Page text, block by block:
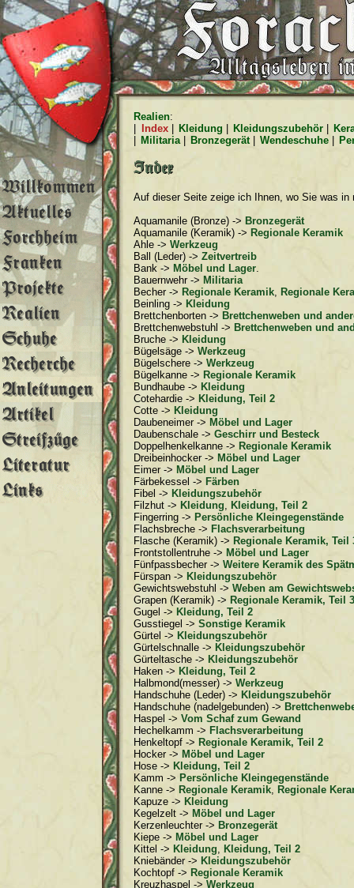
Realien:
Index Kleidung Kleidungszubehör
Militaria| Bronzegerät| Wendeschuhe
Auf dieser Seite zeige ich Ihnen, wo Sie was
Aquamanile (Bronze) -> Bronzegerät
Aquamanile (Keramik) -> Regionale Keramik
Ahle ->Werkzeug
Ball (Leder) ->Zeitvertreib
Bank -> Möbel und Lager.
Bauernwehr -> Militaria
Becher -> Regionale Keramik, Regionale
Beinling -> Kleidung
Brettchenborten -> Brettchenweben und
Brettchenwebstuhl -> Brettchenweben und
Bruche -> Kleidung
Bügelsäge ->Werkzeug
Bügelschere ->Werkzeug
Bügelkanne -> Regionale Keramik
Bundhaube -> Kleidung
Cotehardie -> Kleidung, Teil 2
Cotte -> Kleidung
Daubeneimer -> Möbel und Lager
Daubenschale ->Geschirr und Besteck
Doppelhenkelkanne -> Regionale Keramik
Dreibeinhocker -> Möbel und Lager
Eimer -> Möbel und Lager
Färbekessel -> Färben
Fibel -> Kleidungszubehör
Filzhut -> Kleidung, Kleidung, Teil 2
Fingerring -> Persönliche Kleingegenstände
Flachsbreche -> Flachsverarbeitung
Flasche (Keramik) -> Regionale Keramik, Teil
Frontstollentruhe -> Möbel und Lager
Fünfpassbecher ->Weitere Keramik des
Fürspan -> Kleidungszubehör
Gewichtswebstuhl ->Weben am
Grapen (Keramik) -> Regionale Keramik, Teil
Gugel -> Kleidung, Teil 2
Gusstiegel ->Sonstige Keramik
Gürtel -> Kleidungszubehör
Gürtelschnalle -> Kleidungszubehör
Gürteltasche -> Kleidungszubehör
Haken -> Kleidung, Teil 2
Halbmond(messer) ->Werkzeug
Handschuhe (Leder) -> Kleidungszubehör
Handschuhe (nadelgebunden) ->
Haspel ->Vom Schaf zum Gewand
Hechelkamm -> Flachsverarbeitung
Henkeltopf -> Regionale Keramik, Teil 2
Hocker -> Möbel und Lager
Hose -> Kleidung, Teil 2
Kamm -> Persönliche Kleingegenstände
Kanne -> Regionale Keramik, Regionale
Kapuze -> Kleidung
Kegelzelt -> Möbel und Lager
Kerzenleuchter -> Bronzegerät
Kiepe -> Möbel und Lager
Kittel -> Kleidung, Kleidung, Teil 2
Kniebänder -> Kleidungszubehör
Kochtopf -> Regionale Keramik
Kreuzhaspel ->Werkzeug